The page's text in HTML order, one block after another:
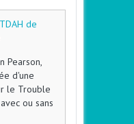
de
Pearson,
d'une
le Trouble
ou sans